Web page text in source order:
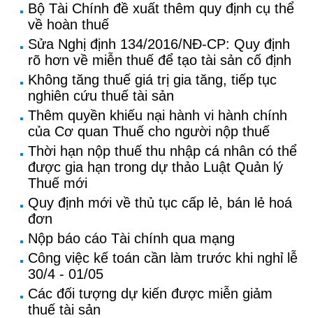
Bộ Tài Chính đề xuất thêm quy định cụ thể
về hoàn thuế
Sửa Nghị định 134/2016/NĐ-CP: Quy định
rõ hơn về miễn thuế để tạo tài sản cố định
Không tăng thuế giá trị gia tăng, tiếp tục
nghiên cứu thuế tài sản
Thêm quyền khiếu nại hành vi hành chính
của Cơ quan Thuế cho người nộp thuế
Thời hạn nộp thuế thu nhập cá nhân có thể
được gia hạn trong dự thảo Luật Quản lý
Thuế mới
Quy định mới về thủ tục cấp lẻ, bán lẻ hoá
đơn
Nộp báo cáo Tài chính qua mạng
Công việc kế toán cần làm trước khi nghỉ lễ
30/4 - 01/05
Các đối tượng dự kiến được miễn giảm
thuế tài sản